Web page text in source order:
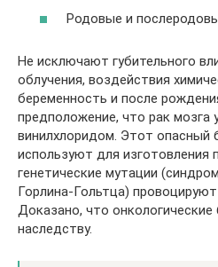
Родовые и
Не исключают губительного
облучения, воздействия
беременность и после
предположение, что рак мозга
винилхлоридом. Этот опасный
используют для изготовления
генетические мутации
Горлина-Гольтца)
Доказано, что
наследству.